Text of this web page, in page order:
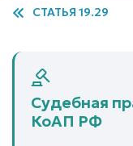
СТАТЬЯ 19.29
Судебная
КоАП РФ